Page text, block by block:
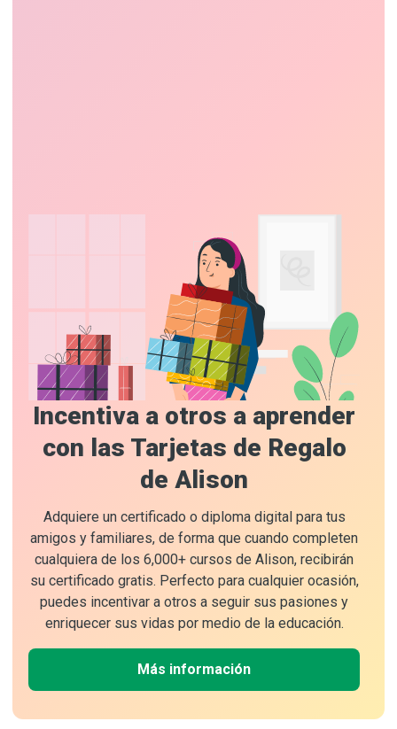
Incentiva a otros a aprender
con las Tarjetas de Regalo
de Alison
Adquiere un certificado o diploma digital para tus
amigos y familiares, de forma que cuando completen
cualquiera de los 6,000+ cursos de Alison, recibirán
su certificado gratis. Perfecto para cualquier ocasión,
puedes incentivar a otros a seguir sus pasiones y
enriquecer sus vidas por medio de la educación.
Más información